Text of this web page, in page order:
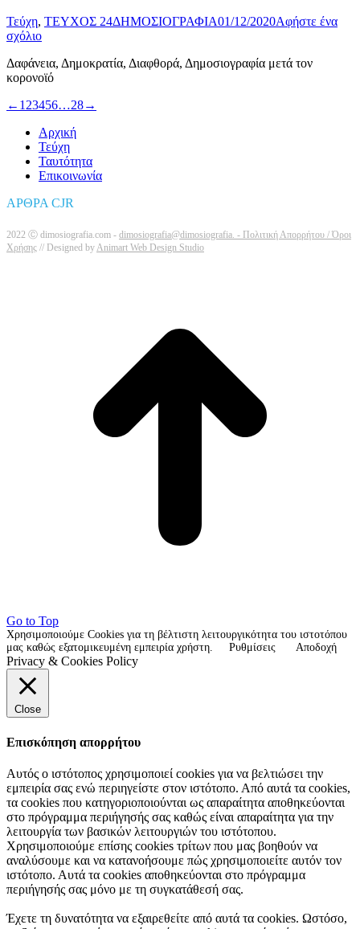
Τεύχη, ΤΕΥΧΟΣ 24ΔΗΜΟΣΙΟΓΡΑΦΙΑ01/12/2020Αφήστε ένα
σχόλιο
Δαφάνεια, Δημοκρατία, Διαφθορά, Δημοσιογραφία μετά τον
κορονοϊό
← 1 23456…28→
Αρχική
Τεύχη
Ταυτότητα
Επικοινωνία
ΑΡΘΡΑ CJR
2022 Ⓒ dimosiografia.com - dimosiografia@dimosiografia. - Πολιτική Απορρήτου / Όροι
Χρήσης // Designed byAnimart Web Design Studio
Go to Top
Χρησιμοποιούμε Cookies για τη βέλτιστη λειτουργικότητα του ιστοτόπου
μας καθώς εξατομικευμένη εμπειρία χρήστη.
Ρυθμίσεις Αποδοχή
Privacy & Cookies Policy
Close
Επισκόπηση απορρήτου
Αυτός ο ιστότοπος χρησιμοποιεί cookies για να βελτιώσει την
εμπειρία σας ενώ περιηγείστε στον ιστότοπο. Από αυτά τα cookies,
τα cookies που κατηγοριοποιούνται ως απαραίτητα αποθηκεύονται
στο πρόγραμμα περιήγησής σας καθώς είναι απαραίτητα για την
λειτουργία των βασικών λειτουργιών του ιστότοπου.
Χρησιμοποιούμε επίσης cookies τρίτων που μας βοηθούν να
αναλύσουμε και να κατανοήσουμε πώς χρησιμοποιείτε αυτόν τον
ιστότοπο. Αυτά τα cookies αποθηκεύονται στο πρόγραμμα
περιήγησής σας μόνο με τη συγκατάθεσή σας.
Έχετε τη δυνατότητα να εξαιρεθείτε από αυτά τα cookies. Ωστόσο,